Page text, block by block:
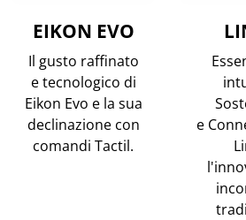
EIKON EVO
Il gusto raffinato
e tecnologico di
Eikon Evo e la sua
declinazione con
comandi Tactil.
e